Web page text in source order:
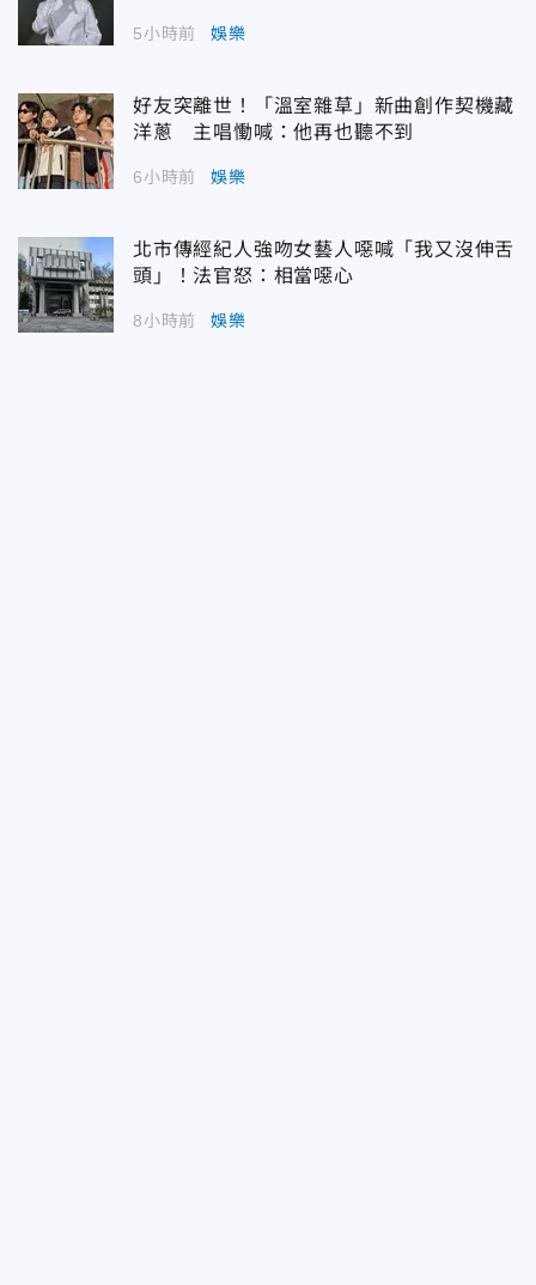
5小時前 娛樂
好友突離世！「溫室雜草」新曲創作契機藏
洋蔥 主唱慟喊：他再也聽不到
6小時前 娛樂
北市傳經紀人強吻女藝人噁喊「我又沒伸舌
頭」！法官怒：相當噁心
8小時前 娛樂